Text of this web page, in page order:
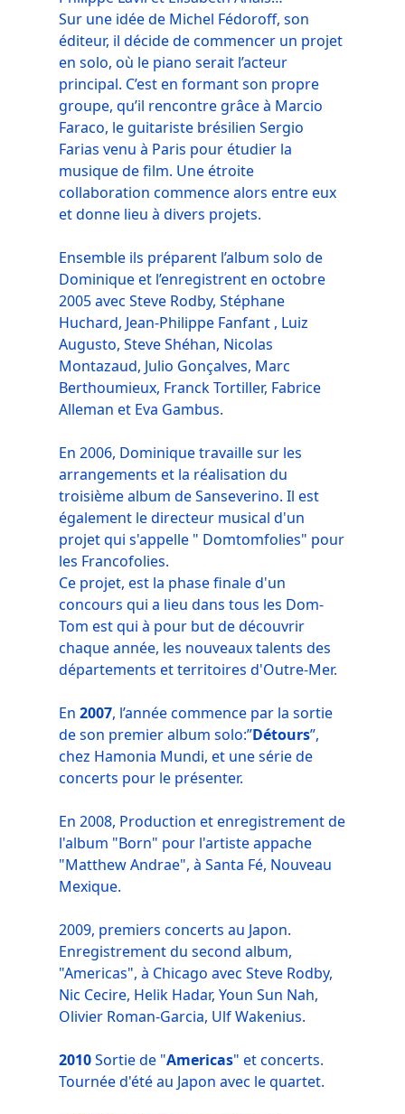
Sur une idée de Michel Fédoroff, son
éditeur, il décide de commencer un projet
en solo, où le piano serait l’acteur
principal. C’est en formant son propre
groupe, qu’il rencontre grâce à Marcio
Faraco, le guitariste brésilien Sergio
Farias venu à Paris pour étudier la
musique de film. Une étroite
collaboration commence alors entre eux
et donne lieu à divers projets.
Ensemble ils préparent l’album solo de
Dominique et l’enregistrent en octobre
2005 avec Steve Rodby, Stéphane
Huchard, Jean-Philippe Fanfant , Luiz
Augusto, Steve Shéhan, Nicolas
Montazaud, Julio Gonçalves, Marc
Berthoumieux, Franck Tortiller, Fabrice
Alleman et Eva Gambus.
En 2006, Dominique travaille sur les
arrangements et la réalisation du
troisième album de Sanseverino. Il est
également le directeur musical d'un
projet qui s'appelle " Domtomfolies" pour
les Francofolies.
Ce projet, est la phase finale d'un
concours qui a lieu dans tous les Dom-
Tom est qui à pour but de découvrir
chaque année, les nouveaux talents des
départements et territoires d'Outre-Mer.
En 2007, l’année commence par la sortie
de son premier album solo:”Détours”,
chez Hamonia Mundi, et une série de
concerts pour le présenter.
En 2008, Production et enregistrement de
l'album "Born" pour l'artiste appache
"Matthew Andrae", à Santa Fé, Nouveau
Mexique.
2009, premiers concerts au Japon.
Enregistrement du second album,
"Americas", à Chicago avec Steve Rodby,
Nic Cecire, Helik Hadar, Youn Sun Nah,
Olivier Roman-Garcia, Ulf Wakenius.
2010Sortie de "Americas" et concerts.
Tournée d'été au Japon avec le quartet.